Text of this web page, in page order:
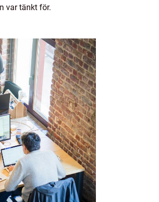
var tänkt för.